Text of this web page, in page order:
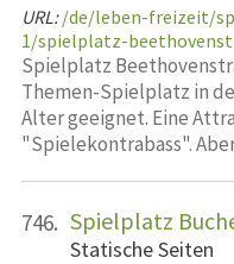
URL: /de/leben-freizeit/
1/spielplatz-
Spielplatz
Themen-Spielplatz in
Alter geeignet. Eine
"Spielekontrabass".
746. Spielplatz
Statische Seiten